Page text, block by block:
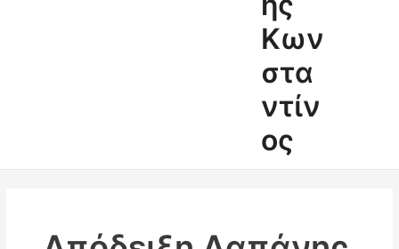
Κων
στα
ντίν
ος